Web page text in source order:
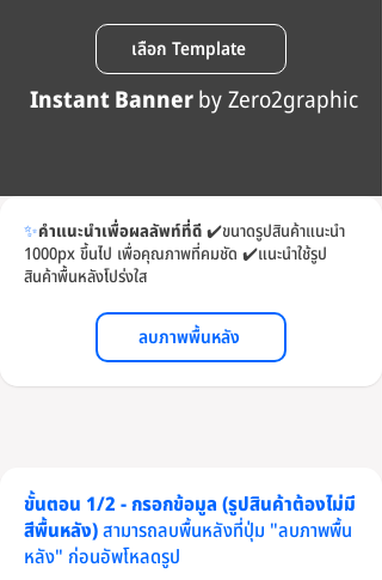
เลือก Template
Instant Bannerby Zero2graphic
✨คำแนะนำเพื่อผลลัพท์ที่ดี✔️ขนาดรูปสินค้าแนะนำ
1000px ขึ้นไป เพื่อคุณภาพที่คมชัด ✔️แนะนำใช้รูป
สินค้าพื้นหลังโปร่งใส
ลบภาพพื้นหลัง
ขั้นตอน 1/2 - กรอกข้อมูล (รูปสินค้าต้องไม่มี
สีพื้นหลัง)สามารถลบพื้นหลังที่ปุ่ม "ลบภาพพื้น
หลัง" ก่อนอัพโหลดรูป